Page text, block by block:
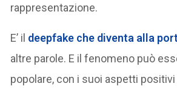
rappresentazione.
E’ il deepfake che diventa alla
altre parole. E il fenomeno può
popolare, con i suoi aspetti